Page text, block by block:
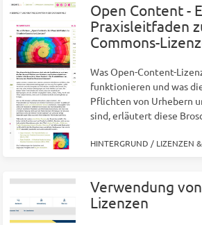
Open Content -
Praxisleitfaden
Commons-
Was Open-Content-
funktionieren und was
Pflichten von Urhebern
sind, erläutert diese
HINTERGRUND / LIZENZEN
Verwendung
Lizenzen